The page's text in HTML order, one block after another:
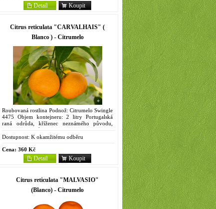
Koupit
Detail
Citrus reticulata "CARVALHAIS" (
Blanco ) - Citrumelo
Roubovaná rostlina Podnož: Citrumelo Swingle
4475 Objem kontejneru: 2 litry Portugalská
raná odrůda, kříženec neznámého původu,
jedním z rodičů je asi středozemní mandarina
'Mediterranean'. V...
Dostupnost: K okamžitému odběru
Cena: 360 Kč
Koupit
Detail
Citrus reticulata "MALVASIO"
(Blanco) - Citrumelo